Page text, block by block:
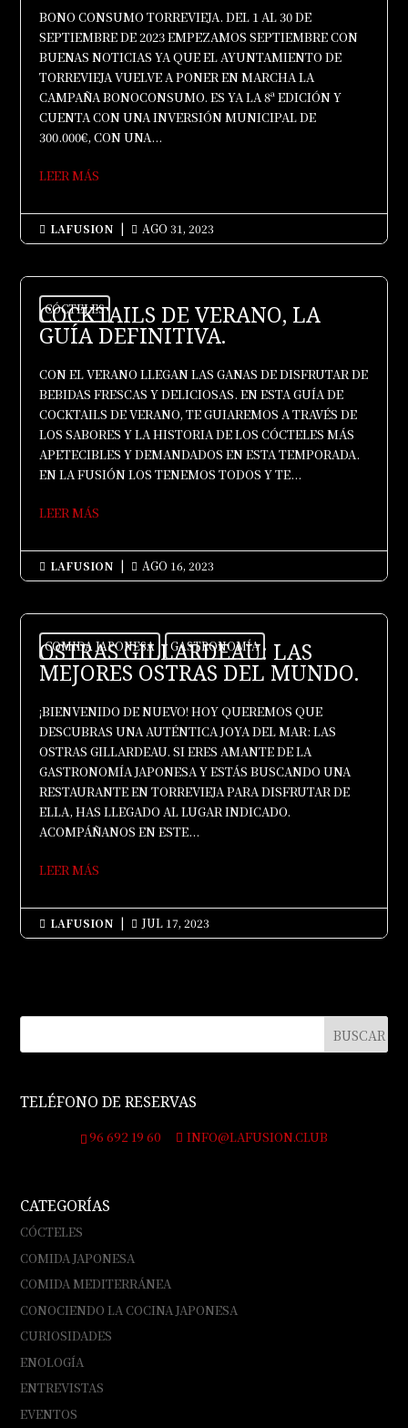
BONO CONSUMO TORREVIEJA. DEL 1 AL 30 DE
SEPTIEMBRE DE 2023 EMPEZAMOS SEPTIEMBRE CON
BUENAS NOTICIAS YA QUE EL AYUNTAMIENTO DE
TORREVIEJA VUELVE A PONER EN MARCHA LA
CAMPAÑA BONOCONSUMO. ES YA LA 8ª EDICIÓN Y
CUENTA CON UNA INVERSIÓN MUNICIPAL DE
300.000€, CON UNA...
LEER MÁS
 LAFUSION |  AGO 31, 2023
CÓCTELES
COCKTAILS DE VERANO, LA
GUÍA DEFINITIVA.
CON EL VERANO LLEGAN LAS GANAS DE DISFRUTAR DE
BEBIDAS FRESCAS Y DELICIOSAS. EN ESTA GUÍA DE
COCKTAILS DE VERANO, TE GUIAREMOS A TRAVÉS DE
LOS SABORES Y LA HISTORIA DE LOS CÓCTELES MÁS
APETECIBLES Y DEMANDADOS EN ESTA TEMPORADA.
EN LA FUSIÓN LOS TENEMOS TODOS Y TE...
LEER MÁS
 LAFUSION |  AGO 16, 2023
COMIDA JAPONESA GASTRONOMÍA
OSTRAS GILLARDEAU: LAS
MEJORES OSTRAS DEL MUNDO.
¡BIENVENIDO DE NUEVO! HOY QUEREMOS QUE
DESCUBRAS UNA AUTÉNTICA JOYA DEL MAR: LAS
OSTRAS GILLARDEAU. SI ERES AMANTE DE LA
GASTRONOMÍA JAPONESA Y ESTÁS BUSCANDO UNA
RESTAURANTE EN TORREVIEJA PARA DISFRUTAR DE
ELLA, HAS LLEGADO AL LUGAR INDICADO.
ACOMPÁÑANOS EN ESTE...
LEER MÁS
 LAFUSION |  JUL 17, 2023
TELÉFONO DE RESERVAS
96 692 19 60 INFO@LAFUSION.CLUB
CATEGORÍAS
CÓCTELES
COMIDA JAPONESA
COMIDA MEDITERRÁNEA
CONOCIENDO LA COCINA JAPONESA
CURIOSIDADES
ENOLOGÍA
ENTREVISTAS
EVENTOS